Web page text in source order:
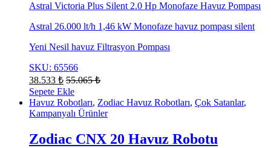
Astral Victoria Plus Silent 2.0 Hp Monofaze Havuz Pompası
Astral 26.000 lt/h 1,46 kW Monofaze havuz pompası silent
Yeni Nesil havuz Filtrasyon Pompası
SKU: 65566
38.533 ₺ 55.065₺
Sepete Ekle
Havuz Robotları, Zodiac Havuz Robotları, Çok Satanlar,
Kampanyalı Ürünler
Zodiac CNX 20 Havuz Robotu